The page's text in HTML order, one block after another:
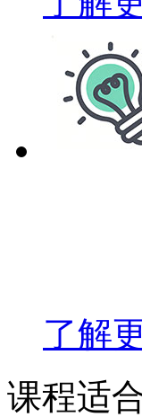
了解
课程适